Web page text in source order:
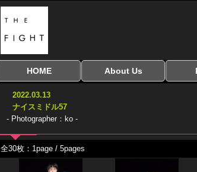
HOME
全興行を表示
ナイスミドル
アマチュアキック
協議会
全日本学生キック
建武館キッズ大会
Bigbang
おやじファイト
About Us
2022.03.13
ナイスミドル57
- Photographer：ko -
全30枚：1page / 5pages